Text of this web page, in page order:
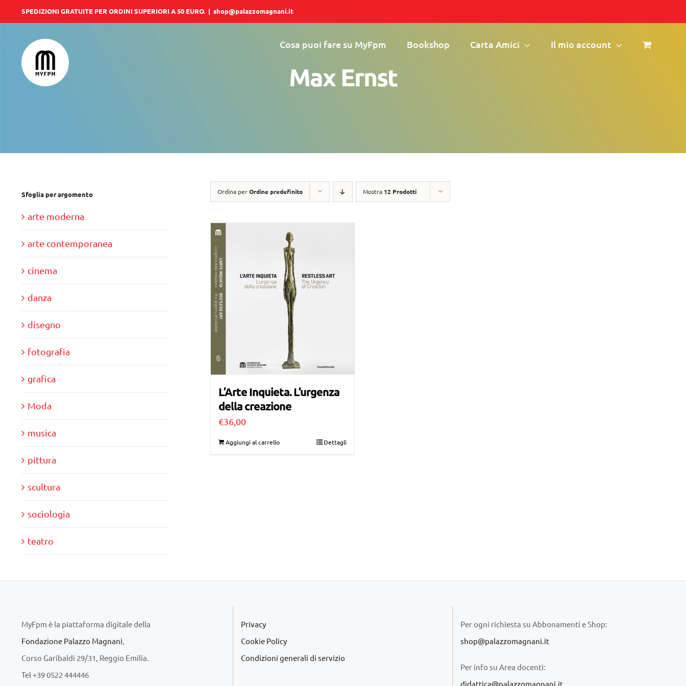
al
contenuto
SPEDIZIONI GRATUITE PER ORDINI SUPERIORI A 50 EURO. | shop@palazzomagnani.it
Cosa puoi fare su MyFpm Bookshop Carta Amici Il mio account
Max Ernst
Ordina perOrdine predefinito Mostra 12 Prodotti
L’Arte Inquieta. L’urgenza
della creazione
€36,00
Aggiungi al carrello Dettagli
Sfoglia per argomento
arte moderna
arte contemporanea
cinema
danza
disegno
fotografia
grafica
Moda
musica
pittura
scultura
sociologia
teatro
MyFpm è la piattaforma digitale della
Fondazione Palazzo Magnani
Corso Garibaldi 29/31, Reggio Emilia.
Tel +39 0522 444446
Privacy
Cookie Policy
Condizioni generali di servizio
Per ogni richiesta su Abbonamenti e Shop:
shop@palazzomagnani.it
Per info su Area docenti:
didattica@palazzomagnani.it